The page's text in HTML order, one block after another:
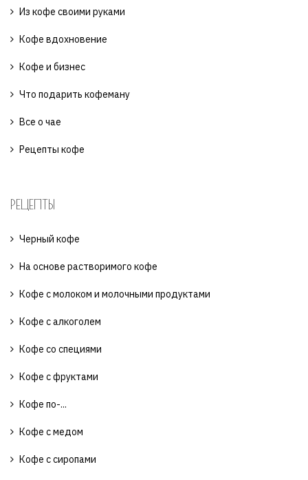
Из кофе своими руками
Кофе вдохновение
Кофе и бизнес
Что подарить кофеману
Все о чае
Рецепты кофе
РЕЦЕПТЫ
Черный кофе
На основе растворимого кофе
Кофе с молоком и молочными продуктами
Кофе с алкоголем
Кофе со специями
Кофе с фруктами
Кофе по-...
Кофе с медом
Кофе с сиропами